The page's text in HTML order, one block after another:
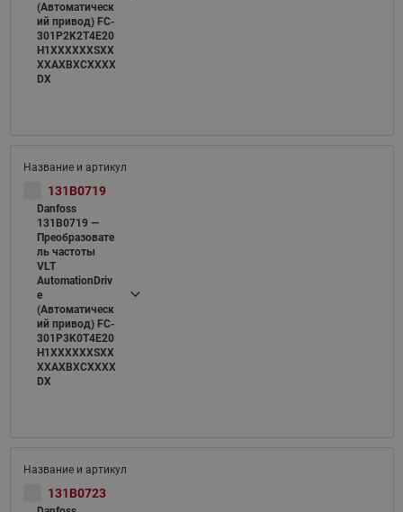
(Автоматическ
ий привод) FC-
301P2K2T4E20
H1XXXXXXSXX
XXAXBXCXXXX
DX
131B0719
Danfoss
131B0719 —
Преобразовате
ль частоты
VLT
AutomationDriv
e
(Автоматическ
ий привод) FC-
301P3K0T4E20
H1XXXXXXSXX
XXAXBXCXXXX
DX
131B0723